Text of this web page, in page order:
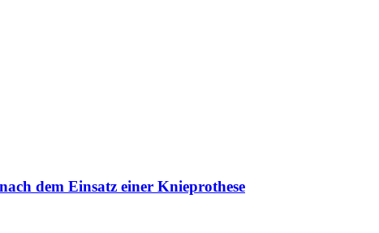
dem Einsatz einer Knieprothese